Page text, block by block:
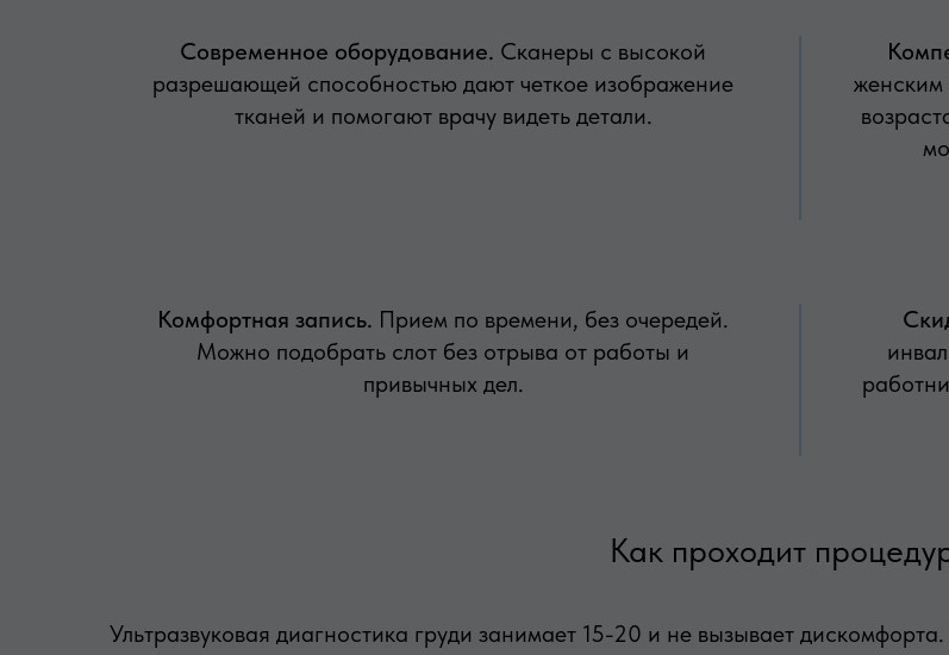
Современное оборудование. Сканеры с высокой
разрешающей способностью дают четкое изображение
тканей и помогают врачу видеть детали.
женским
Комфортная запись. Прием по времени, без очередей.
Можно подобрать слот без отрыва от работы и
привычных дел.
Как проходит
Ультразвуковая диагностика груди занимает 15-20 и не вызывает